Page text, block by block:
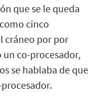
que se le queda
cinco
cráneo por por
co-procesador,
se hablaba de que